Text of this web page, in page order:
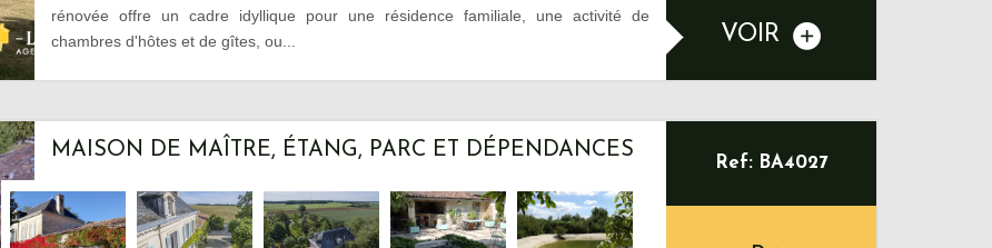
rénovée offre un cadre idyllique pour une résidence familiale, une activité de
chambres d'hôtes et de gîtes, ou...
VOIR
MAISON DE MAÎTRE, ÉTANG, PARC ET DÉPENDANCES
Ref: BA4027